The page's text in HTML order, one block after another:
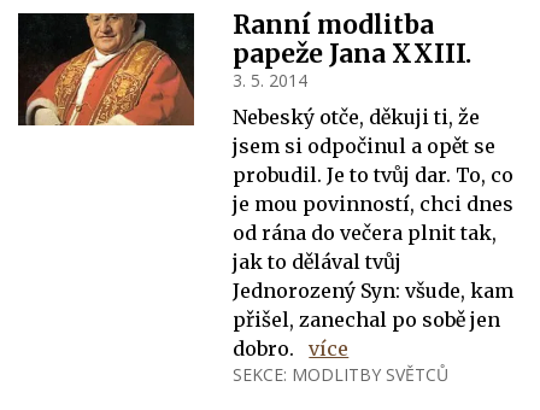
Ranní modlitba
papeže Jana XXIII.
3. 5. 2014
Nebeský otče, děkuji ti, že
jsem si odpočinul a opět se
probudil. Je to tvůj dar. To, co
je mou povinností, chci dnes
od rána do večera plnit tak,
jak to dělával tvůj
Jednorozený Syn: všude, kam
přišel, zanechal po sobě jen
dobro.
více
SEKCE: MODLITBY SVĚTCŮ